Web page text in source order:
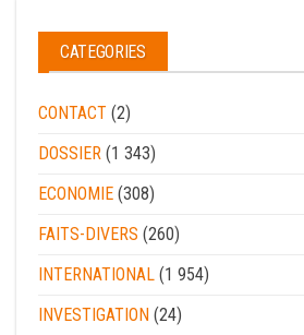
CATEGORIES
CONTACT (2)
DOSSIER (1 343)
ECONOMIE (308)
FAITS-DIVERS (260)
INTERNATIONAL (1 954)
INVESTIGATION (24)